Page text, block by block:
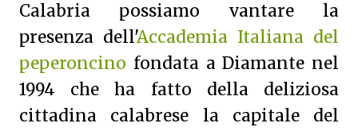
Calabria possiamo vantare la
presenza dell'Accademia Italiana del
peperoncino fondata a Diamante nel
1994 che ha fatto della deliziosa
cittadina calabrese la capitale del